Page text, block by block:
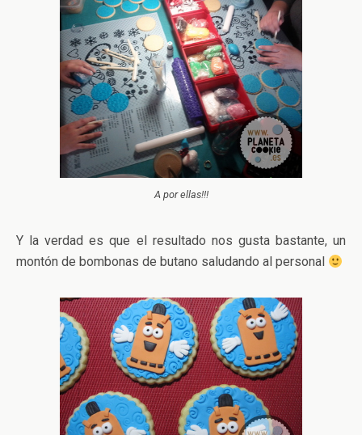
A por ellas!!!
Y la verdad es que el resultado nos gusta bastante, un
montón de bombonas de butano saludando al personal